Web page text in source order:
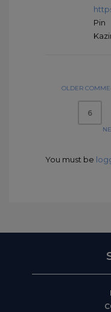
Pin
OLDER
6
You must be